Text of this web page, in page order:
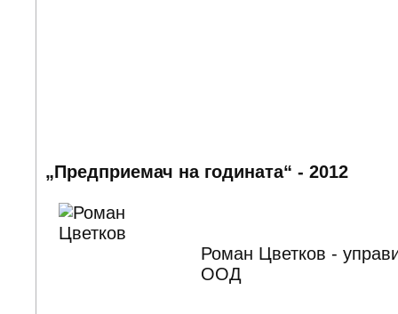
„Предприемач на годината“ - 2012
Роман Цветков -
ООД